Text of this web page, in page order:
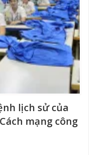
lịch sử của
mạng công